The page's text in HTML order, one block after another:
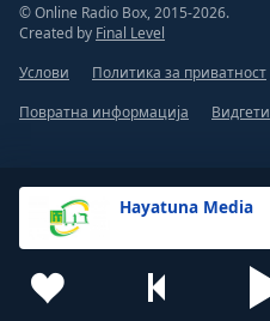
Hayatuna Media
© Online Radio Box, 2015-2026.
Created by Final Level
Услови
Политика за приватност
Повратна информација
Видгети